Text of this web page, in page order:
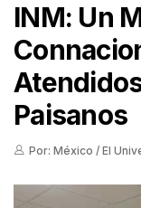
INM: Un
Paisanos
Por: México / El